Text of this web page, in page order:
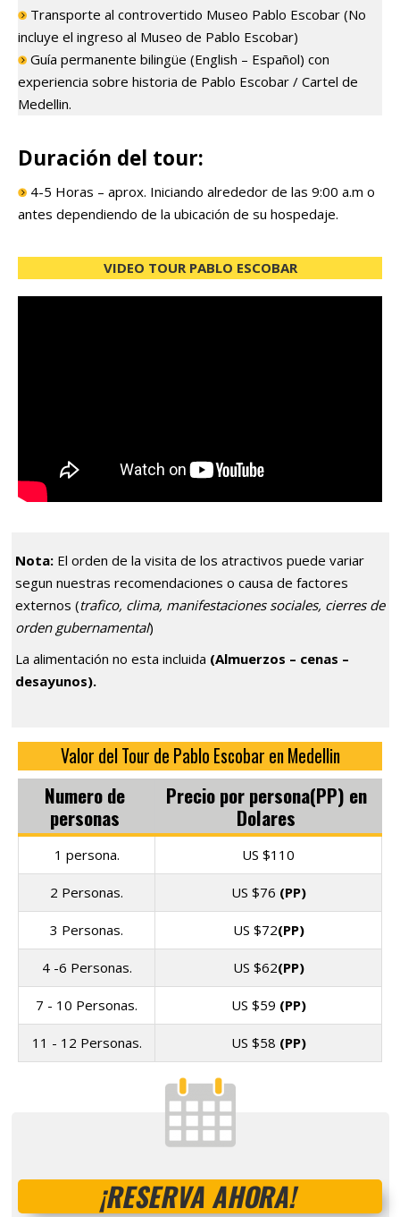
Transporte al controvertido Museo Pablo Escobar (No
incluye el ingreso al Museo de Pablo Escobar)
Guía permanente bilingüe (English – Español) con
experiencia sobre historia de Pablo Escobar / Cartel de
Medellin.
Duración del tour:
4-5 Horas – aprox. Iniciando alrededor de las 9:00 a.m o
antes dependiendo de la ubicación de su hospedaje.
VIDEO TOUR PABLO ESCOBAR
Nota: El orden de la visita de los atractivos puede variar
segun nuestras recomendaciones o causa de factores
externos (trafico, clima, manifestaciones sociales, cierres de
orden gubernamental)
La alimentación no esta incluida (Almuerzos – cenas –
desayunos).
Valor del Tour de Pablo Escobar en Medellin
Numero de
personas
Precio por persona(PP) en
Dolares
1 persona. US $110
2 Personas. US $76 (PP)
3 Personas. US $72(PP)
4 -6 Personas. US $62(PP)
7 - 10 Personas. US $59 (PP)
11 - 12 Personas. US $58 (PP)
¡RESERVA AHORA!